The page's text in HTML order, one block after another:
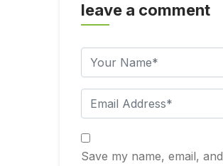
leave a comment
Save my name, email, and